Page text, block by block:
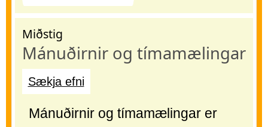
Miðstig
Mánuðirnir og tímamælingar
Sækja efni
Mánuðirnir og tímamælingar er